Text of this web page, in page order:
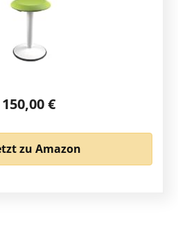
150,00 €
zu Amazon